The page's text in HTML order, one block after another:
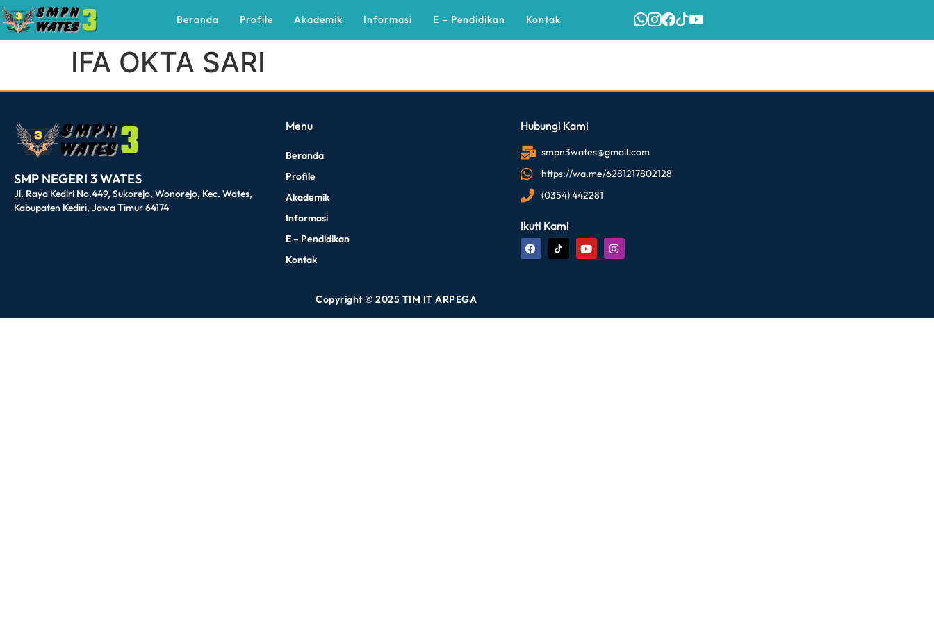
Beranda Profile Akademik Informasi E – Pendidikan Kontak
IFA OKTA SARI
SMP NEGERI 3 WATES
Jl. Raya Kediri No.449, Sukorejo, Wonorejo, Kec. Wates,
Kabupaten Kediri, Jawa Timur 64174
Menu
Beranda
Profile
Akademik
Informasi
E – Pendidikan
Kontak
Hubungi Kami
smpn3wates@gmail.com
https://wa.me/6281217802128
(0354) 442281
Ikuti Kami
Copyright © 2025 TIM IT ARPEGA